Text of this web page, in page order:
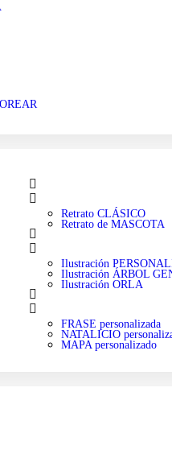
Retrato CLÁSICO
Retrato de MASCOTA
Ilustración
Ilustración ÁRBOL
Ilustración ORLA
FRASE personalizada
NATALICIO
MAPA personalizado